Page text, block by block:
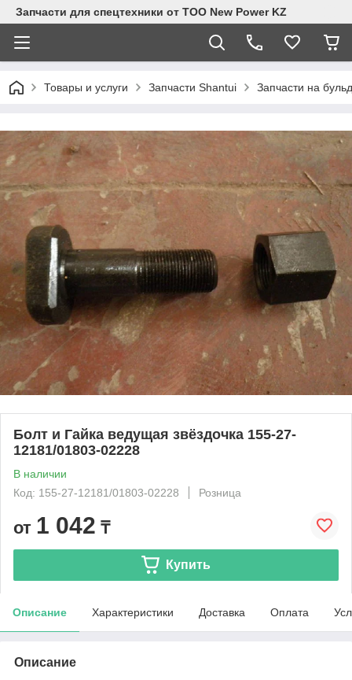
Запчасти для спецтехники от ТОО New Power KZ
Товары и услуги Запчасти Shantui Запчасти на
Болт и Гайка ведущая звёздочка 155-27-
12181/01803-02228
В наличии
Код: 155-27-12181/01803-02228
Розница
от 1 042 ₸
Купить
Описание Характеристики Доставка Оплата
Описание